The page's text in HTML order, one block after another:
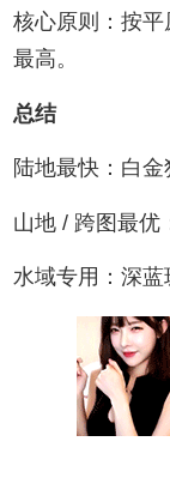
核心原则：按
最高。
总结
陆地最快：白金
山地 / 跨图最优
水域专用：深